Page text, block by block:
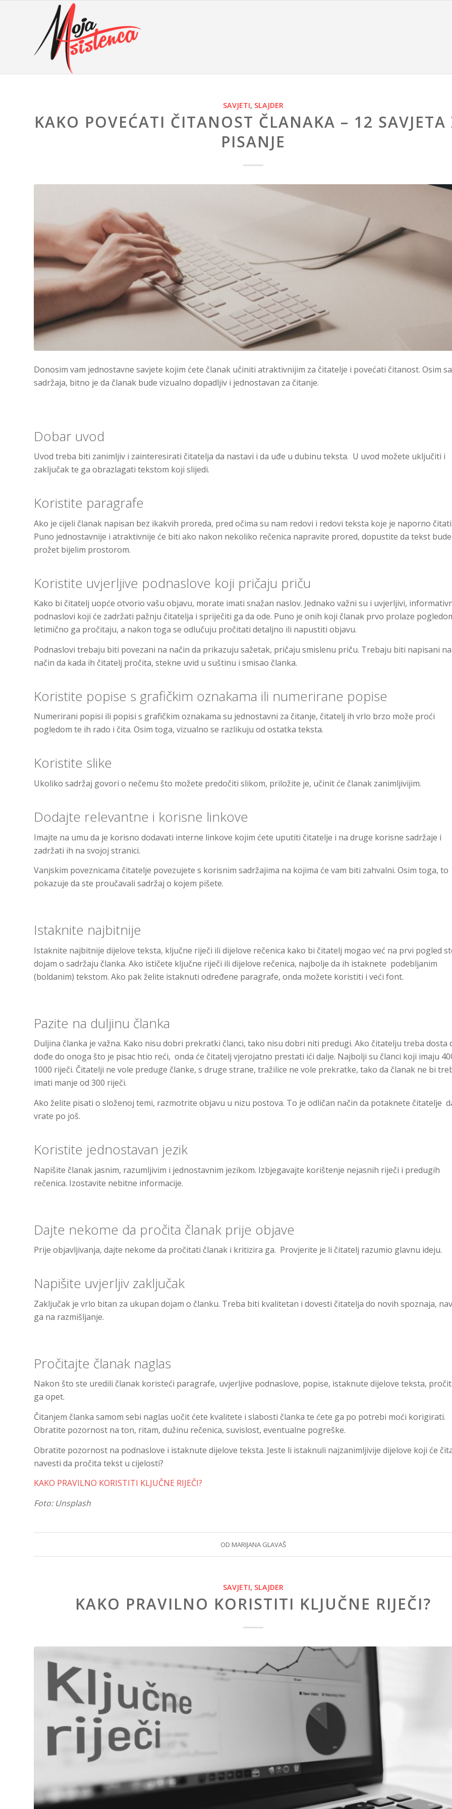
SAVJETI, SLAJDER
KAKO POVEĆATI ČITANOST ČLANAKA – 12 SAVJETA
PISANJE
Donosim vam jednostavne savjete kojim ćete članak učiniti atraktivnijim za čitatelje i povećati čitanost. Osim
sadržaja, bitno je da članak bude vizualno dopadljiv i jednostavan za čitanje.
Dobar uvod
Uvod treba biti zanimljiv i zainteresirati čitatelja da nastavi i da uđe u dubinu teksta. U uvod možete uključiti i
zaključak te ga obrazlagati tekstom koji slijedi.
Koristite paragrafe
Ako je cijeli članak napisan bez ikakvih proreda, pred očima su nam redovi i redovi teksta koje je naporno
Puno jednostavnije i atraktivnije će biti ako nakon nekoliko rečenica napravite prored, dopustite da tekst bude
prožet bijelim prostorom.
Koristite uvjerljive podnaslove koji pričaju priču
Kako bi čitatelj uopće otvorio vašu objavu, morate imati snažan naslov. Jednako važni su i uvjerljivi,
podnaslovi koji će zadržati pažnju čitatelja i spriječiti ga da ode. Puno je onih koji članak prvo prolaze
letimično ga pročitaju, a nakon toga se odlučuju pročitati detaljno ili napustiti objavu.
Podnaslovi trebaju biti povezani na način da prikazuju sažetak, pričaju smislenu priču. Trebaju biti napisani na
način da kada ih čitatelj pročita, stekne uvid u suštinu i smisao članka.
Koristite popise s grafičkim oznakama ili numerirane popise
Numerirani popisi ili popisi s grafičkim oznakama su jednostavni za čitanje, čitatelj ih vrlo brzo može proći
pogledom te ih rado i čita. Osim toga, vizualno se razlikuju od ostatka teksta.
Koristite slike
Ukoliko sadržaj govori o nečemu što možete predočiti slikom, priložite je, učinit će članak zanimljivijim.
Dodajte relevantne i korisne linkove
Imajte na umu da je korisno dodavati interne linkove kojim ćete uputiti čitatelje i na druge korisne sadržaje i
zadržati ih na svojoj stranici.
Vanjskim poveznicama čitatelje povezujete s korisnim sadržajima na kojima će vam biti zahvalni. Osim toga, to
pokazuje da ste proučavali sadržaj o kojem pišete.
Istaknite najbitnije
Istaknite najbitnije dijelove teksta, ključne riječi ili dijelove rečenica kako bi čitatelj mogao već na prvi pogled
dojam o sadržaju članka. Ako ističete ključne riječi ili dijelove rečenica, najbolje da ih istaknete podebljanim
(boldanim) tekstom. Ako pak želite istaknuti određene paragrafe, onda možete koristiti i veći font.
Pazite na duljinu članka
Duljina članka je važna. Kako nisu dobri prekratki članci, tako nisu dobri niti predugi. Ako čitatelju treba dosta
dođe do onoga što je pisac htio reći, onda će čitatelj vjerojatno prestati ići dalje. Najbolji su članci koji imaju
1000 riječi. Čitatelji ne vole preduge članke, s druge strane, tražilice ne vole prekratke, tako da članak ne bi
imati manje od 300 riječi.
Ako želite pisati o složenoj temi, razmotrite objavu u nizu postova. To je odličan način da potaknete čitatelje
vrate po još.
Koristite jednostavan jezik
Napišite članak jasnim, razumljivim i jednostavnim jezikom. Izbjegavajte korištenje nejasnih riječi i predugih
rečenica. Izostavite nebitne informacije.
Dajte nekome da pročita članak prije objave
Prije objavljivanja, dajte nekome da pročitati članak i kritizira ga. Provjerite je li čitatelj razumio glavnu ideju.
Napišite uvjerljiv zaključak
Zaključak je vrlo bitan za ukupan dojam o članku. Treba biti kvalitetan i dovesti čitatelja do novih spoznaja,
ga na razmišljanje.
Pročitajte članak naglas
Nakon što ste uredili članak koristeći paragrafe, uvjerljive podnaslove, popise, istaknute dijelove teksta,
ga opet.
Čitanjem članka samom sebi naglas uočit ćete kvalitete i slabosti članka te ćete ga po potrebi moći korigirati.
Obratite pozornost na ton, ritam, dužinu rečenica, suvislost, eventualne pogreške.
Obratite pozornost na podnaslove i istaknute dijelove teksta. Jeste li istaknuli najzanimljivije dijelove koji će
navesti da pročita tekst u cijelosti?
KAKO PRAVILNO KORISTITI KLJUČNE RIJEČI?
Foto: Unsplash
OD MARIJANA GLAVAŠ
SAVJETI, SLAJDER
KAKO PRAVILNO KORISTITI KLJUČNE RIJEČI?